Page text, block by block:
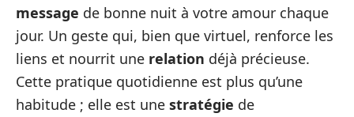
message de bonne nuit à votre amour chaque
jour. Un geste qui, bien que virtuel, renforce les
liens et nourrit une relation déjà précieuse.
Cette pratique quotidienne est plus qu’une
habitude ; elle est une stratégie de